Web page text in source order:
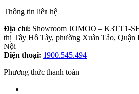
Thông tin liên hệ
Địa chỉ: Showroom JOMOO – K3TT1-
thị Tây Hồ Tây, phường Xuân Tảo, Quận
Nội
Điện thoại: 1900.545.494
Phương thức thanh toán